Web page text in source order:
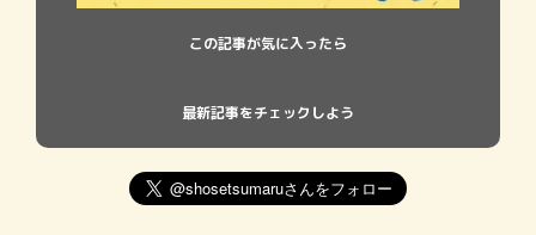
この記事が気に入ったら
最新記事をチェックしよう